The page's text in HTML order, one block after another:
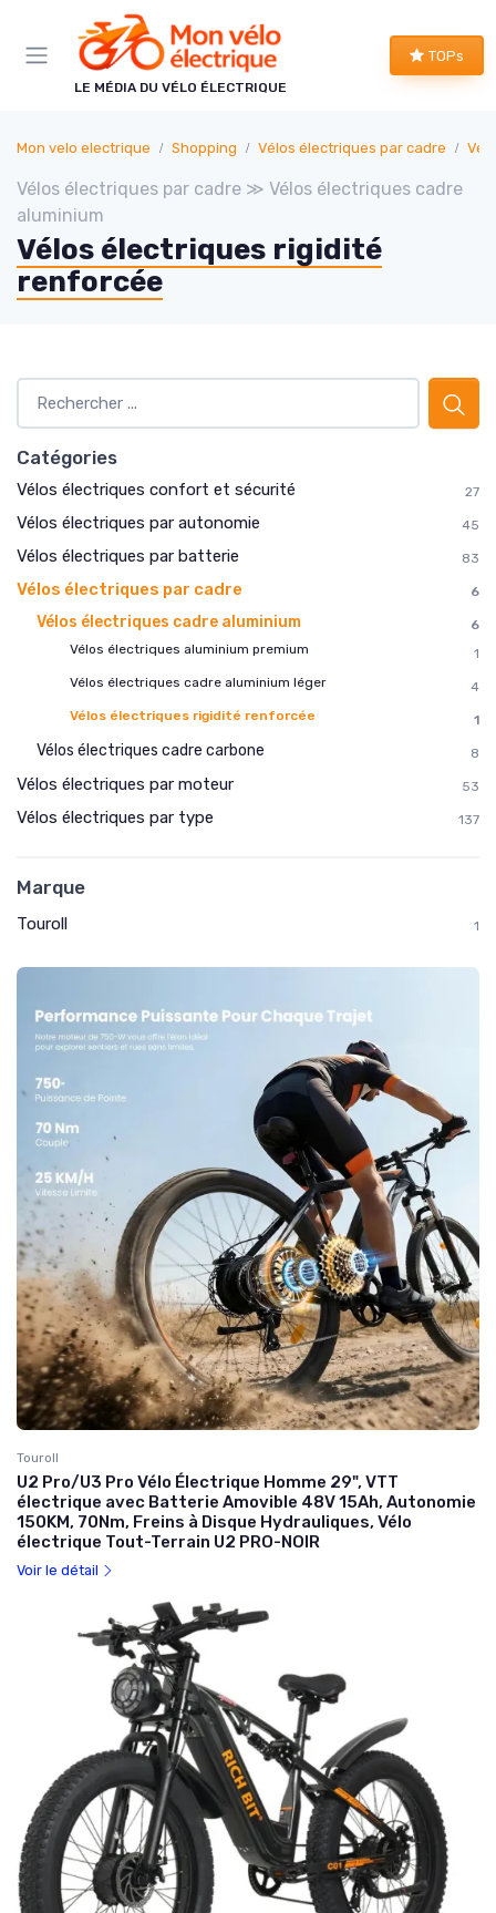
LE MÉDIA DU VÉLO ÉLECTRIQUE
TOPs
Mon velo electrique Shopping Vélos électriques par cadre
Vélos électriques par cadre ≫ Vélos électriques cadre
aluminium
Vélos électriques rigidité
renforcée
Catégories
Vélos électriques confort et sécurité 27
Vélos électriques par autonomie 45
Vélos électriques par batterie 83
Vélos électriques par cadre 6
Vélos électriques cadre aluminium
6
Vélos électriques aluminium premium
1
Vélos électriques cadre aluminium léger
4
Vélos électriques rigidité renforcée
1
Vélos électriques cadre carbone 8
Vélos électriques par moteur 53
Vélos électriques par type 137
Marque
Touroll 1
Touroll
U2 Pro/U3 Pro Vélo Électrique Homme 29", VTT
électrique avec Batterie Amovible 48V 15Ah, Autonomie
150KM, 70Nm, Freins à Disque Hydrauliques, Vélo
électrique Tout-Terrain U2 PRO-NOIR
Voir le détail
Panneau de gestion des cookies